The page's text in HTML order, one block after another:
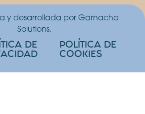
y desarrollada por Garnacha
Solutions.
DE POLÍTICA DE
COOKIES